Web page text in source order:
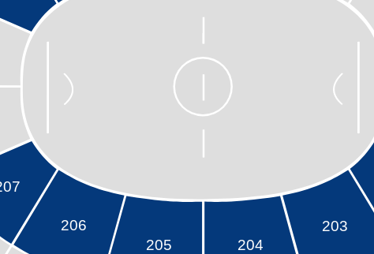
203
204
205
206